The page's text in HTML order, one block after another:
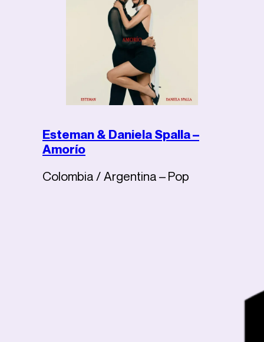
Esteman & Daniela Spalla –
Amorío
Colombia / Argentina – Pop